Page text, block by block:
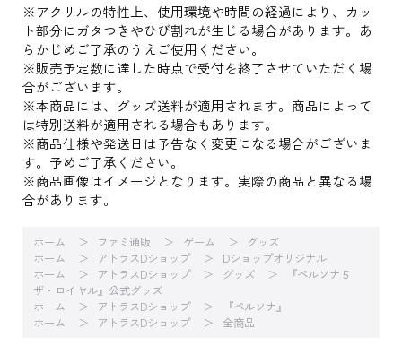
※アクリルの特性上、使用環境や時間の経過により、カッ
ト部分にガタつきやひび割れが生じる場合があります。あ
らかじめご了承のうえご使用ください。
※販売予定数に達した時点で受付を終了させていただく場
合がございます。
※本商品には、グッズ送料が適用されます。商品によって
は特別送料が適用される場合もあります。
※商品仕様や発送日は予告なく変更になる場合がございま
す。予めご了承ください。
※商品画像はイメージとなります。実際の商品と異なる場
合があります。
ホーム ファミ通販 ゲーム
グッズ
ホーム
アトラスDショップ
Dショップオリジナル
ホーム
アトラスDショップ グッズ
『ペルソナ５
ザ・ロイヤル』公式グッズ
ホーム
アトラスDショップ
『ペルソナ』
ホーム
アトラスDショップ 全商品